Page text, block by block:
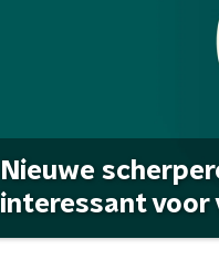
Nieuwe
interessant voor